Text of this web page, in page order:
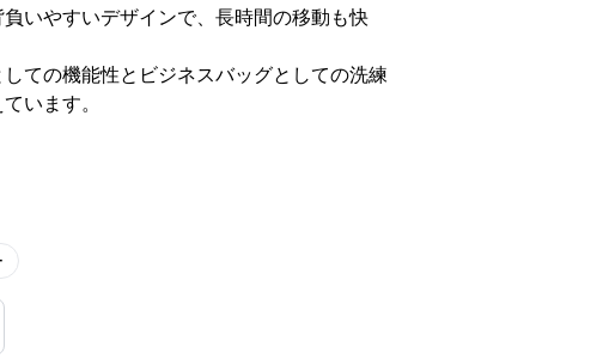
いやすいデザインで、長時間の移動も快
ての機能性とビジネスバッグとしての洗練
います。